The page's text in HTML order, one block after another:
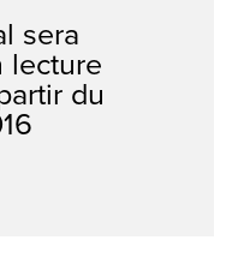
sera
lecture
du